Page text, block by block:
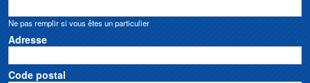
Ne pas remplir si vous êtes un particulier
Adresse
Code postal